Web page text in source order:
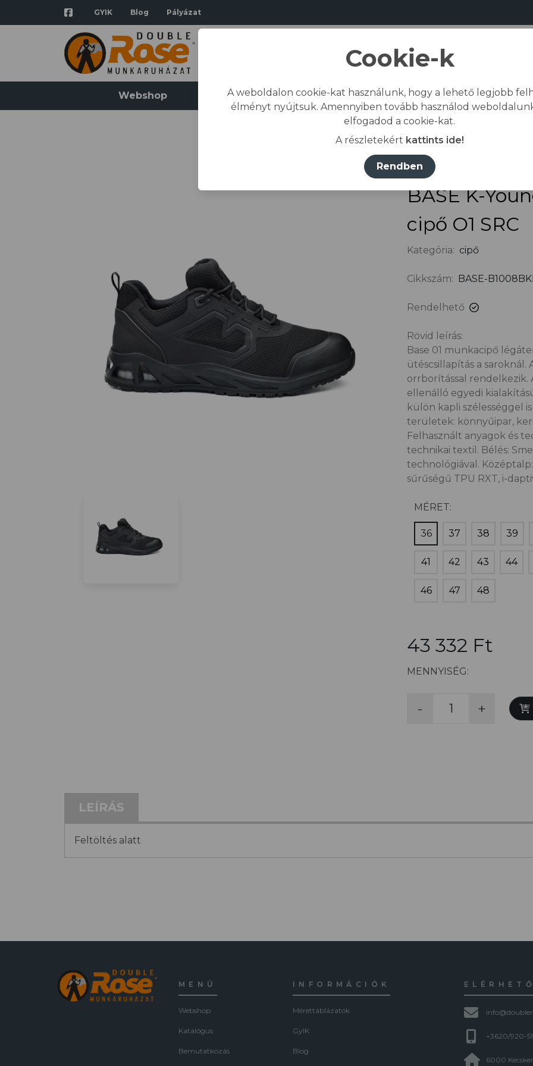
GYIK Blog Pályázat
Webshop Katalógus Bemutatkozás Gyártás
Összes termék / Lábvédelem
BASE K-
cipő O1 SRC
Kategória: cipő
Cikkszám: BASE-
Rendelhető
Rövid leírás:
Base 01 munkacipő
ütéscsillapítás a
orrborítással rendelkezik.
ellenálló egyedi
külön kapli szélességgel
területek: könnyűipar,
Felhasznált anyagok és
technikai textil. Bélés:
technológiával.
sűrűségű TPU RXT, i-
MÉRET:
36 37 38 39
41 42 43 44
46 47 48
43 332 Ft
MENNYISÉG:
- +
LEÍRÁS
Feltöltés alatt
MENÜ
Webshop
Katalógus
Bemutatkozás
INFORMÁCIÓK
Mérettáblázatok
GyIK
Blog
+3620/920-
6000
Cookie-k
A weboldalon cookie-kat használunk, hogy a lehető legjobb
élményt nyújtsuk. Amennyiben tovább használod
elfogadod a cookie-kat.
A részletekért kattints ide!
Rendben